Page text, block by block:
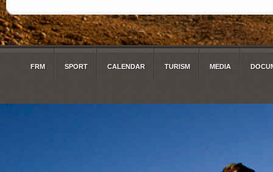
FRM SPORT CALENDAR TURISM MEDIA